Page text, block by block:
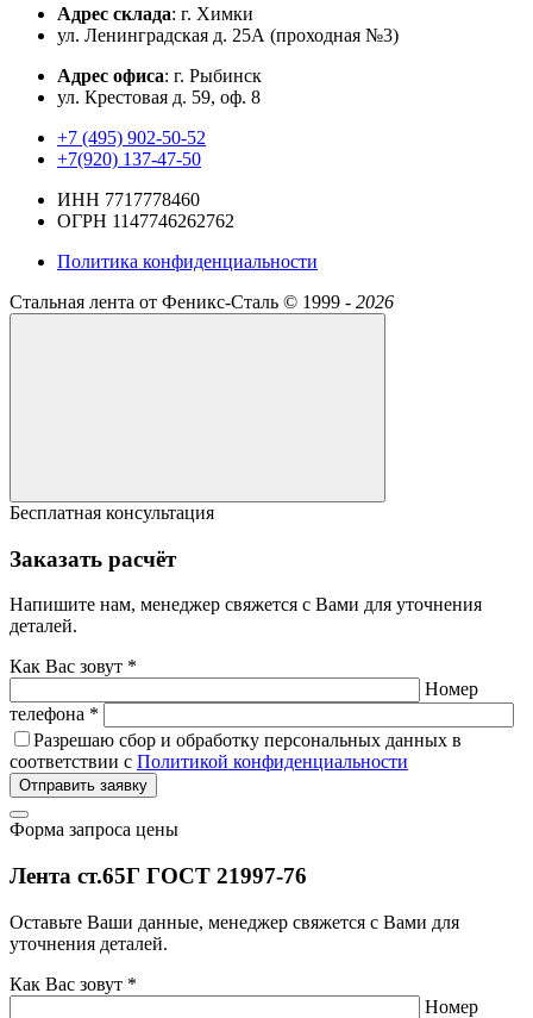
Адрес склада: г. Химки
ул. Ленинградская д. 25А (проходная №3)
Адрес офиса: г. Рыбинск
ул. Крестовая д. 59, оф. 8
+7 (495) 902-50-52
+7(920) 137-47-50
ИНН 7717778460
ОГРН 1147746262762
Политика конфиденциальности
Стальная лента от Феникс-Сталь © 1999 - 2026
Бесплатная консультация
Заказать расчёт
Напишите нам, менеджер свяжется с Вами для уточнения
деталей.
Как Вас зовут *
Номер
телефона *
Разрешаю сбор и обработку персональных данных в
соответствии с Политикой конфиденциальности
Отправить заявку
Форма запроса цены
Лента ст.65Г ГОСТ 21997-76
Оставьте Ваши данные, менеджер свяжется с Вами для
уточнения деталей.
Как Вас зовут *
Номер